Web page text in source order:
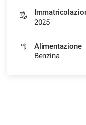
2025
Alimentazione
Benzina